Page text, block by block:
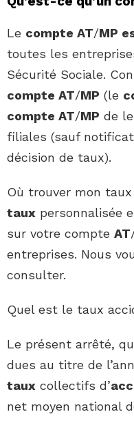
Le compte AT/MP
toutes les
Sécurité Sociale.
compte AT/MP (le
compte AT/MP de
filiales (sauf
décision de taux).
Où trouver mon taux
taux personnalisée
sur votre compte AT
entreprises. Nous
consulter.
Quel est le taux
Le présent arrêté,
dues au titre de
taux collectifs d’
net moyen national